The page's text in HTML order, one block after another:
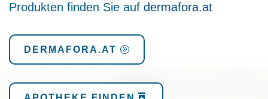
Produkten finden Sie auf dermafora.at
DERMAFORA.AT